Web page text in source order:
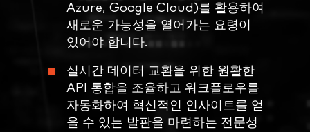
Azure, Google Cloud)를 활용하여
새로운 가능성을 열어가는 요령이
있어야 합니다.
실시간 데이터 교환을 위한 원활한
API 통합을 조율하고 워크플로우를
자동화하여 혁신적인 인사이트를 얻
을 수 있는 발판을 마련하는 전문성